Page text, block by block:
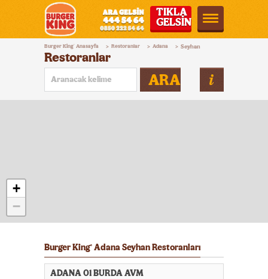
Burger
King®
Türkiye
TIKLA
GELSİN
Burger King® Anasayfa > Restoranlar > Adana > Seyhan
Restoranlar
ARA
+
−
Burger King® Adana Seyhan Restoranları
ADANA 01 BURDA AVM